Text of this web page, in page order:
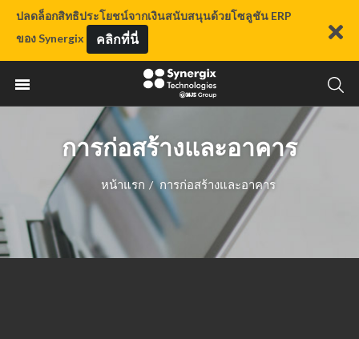
ปลดล็อกสิทธิประโยชน์จากเงินสนับสนุนด้วยโซลูชัน ERP
ของ Synergix
คลิกที่นี่
การก่อสร้างและอาคาร
หน้าแรก / การก่อสร้างและอาคาร